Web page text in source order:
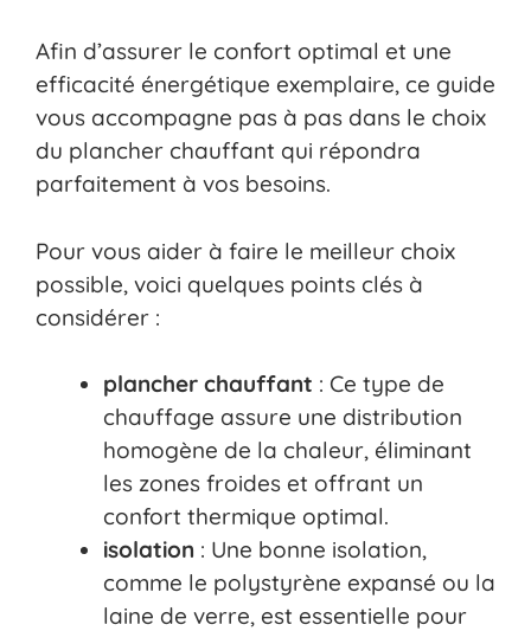
Afin d’assurer le confort optimal et une
efficacité énergétique exemplaire, ce guide
vous accompagne pas à pas dans le choix
du plancher chauffant qui répondra
parfaitement à vos besoins.
Pour vous aider à faire le meilleur choix
possible, voici quelques points clés à
considérer :
plancher chauffant : Ce type de
chauffage assure une distribution
homogène de la chaleur, éliminant
les zones froides et offrant un
confort thermique optimal.
isolation : Une bonne isolation,
comme le polystyrène expansé ou la
laine de verre, est essentielle pour